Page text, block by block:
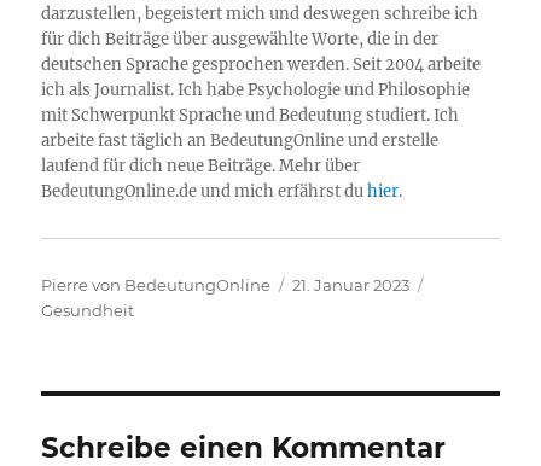
darzustellen, begeistert mich und deswegen schreibe ich
für dich Beiträge über ausgewählte Worte, die in der
deutschen Sprache gesprochen werden. Seit 2004 arbeite
ich als Journalist. Ich habe Psychologie und Philosophie
mit Schwerpunkt Sprache und Bedeutung studiert. Ich
arbeite fast täglich an BedeutungOnline und erstelle
laufend für dich neue Beiträge. Mehr über
BedeutungOnline.de und mich erfährst duhier.
Autor
Pierre von BedeutungOnline
Veröffentlicht
21. Januar 2023
Gesundheit
Schreibe einen Kommentar